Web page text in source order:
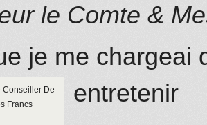
le Comte &
je me chargeai
entretenir
Conseiller De
Francs